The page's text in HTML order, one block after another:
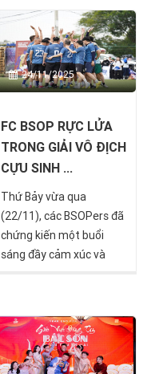
Year End Party đặc biệt
mang chủ đề "BSOP XV –
THE LIVING LEGACY",
đánh dấu một cột mốc
quan trọng: kỷ niệm 15
triển của BSOP
24/11/2025
FC BSOP RỰC LỬA
TRONG GIẢI VÔ ĐỊCH
CỰU SINH ...
Thứ Bảy vừa qua
(22/11), các BSOPers đã
chứng kiến một buổi
sáng đầy cảm xúc và
Viên EU 2025. Dưới ánh
nắng sớm rực rỡ, các cầu
thủ BSOP đã mang đến